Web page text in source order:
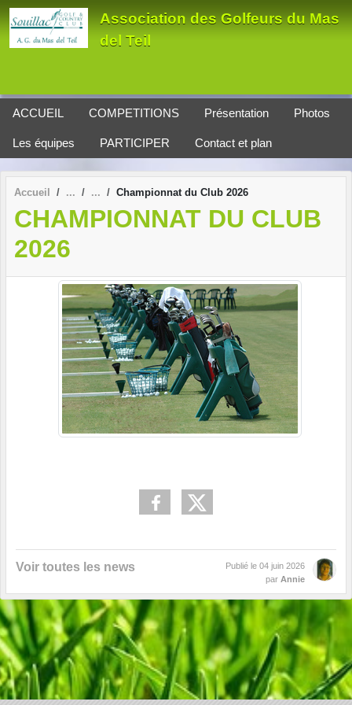
Association des Golfeurs du Mas
del Teil
ACCUEIL COMPETITIONS Présentation Photos
Les équipes PARTICIPER Contact et plan
Accueil Championnat du Club 2026
CHAMPIONNAT DU CLUB
2026
Voir toutes les news Publié le 04 juin 2026
par Annie
Panneau de gestion des cookies